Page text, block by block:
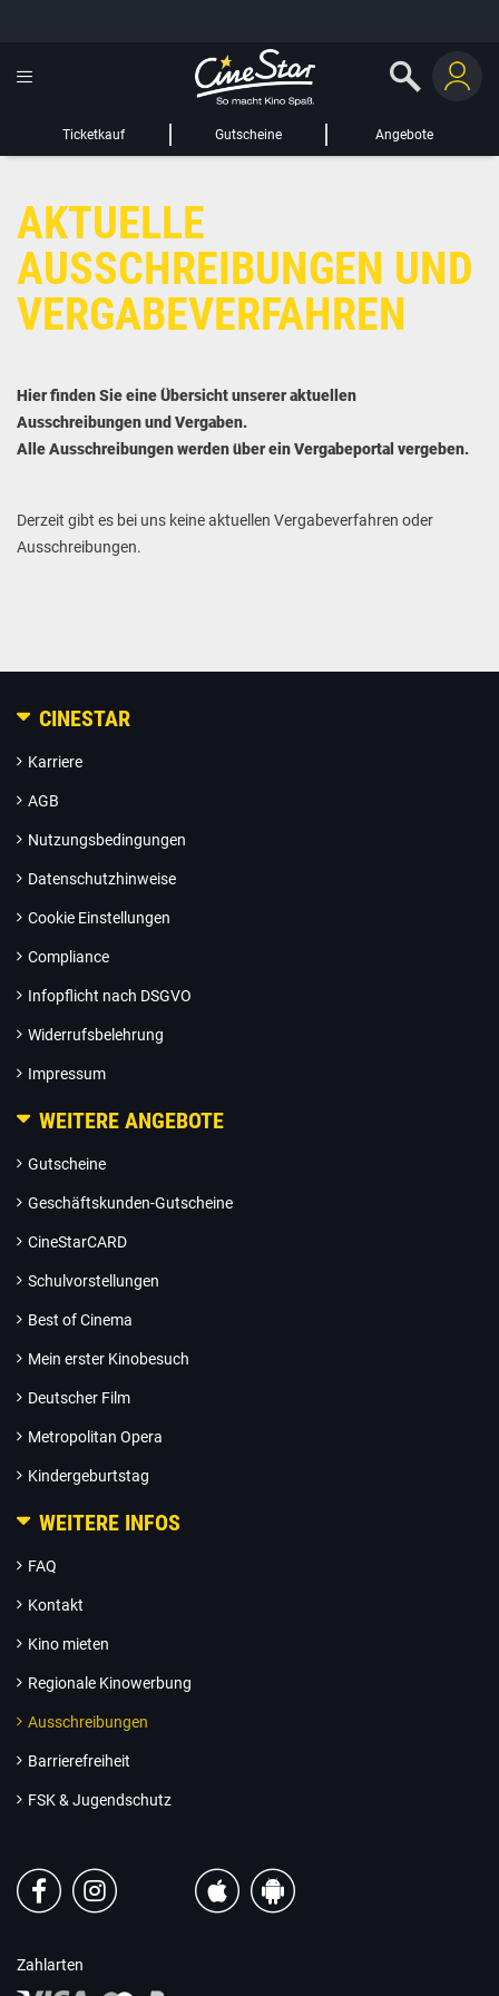
Ticketkauf Gutscheine Angebote
LIEBER CINESTAR-GAST,
Sie werden nun auf eine Website eines Drittanbieters weitergeleitet.
WEITER ZUR EXTERNEN SEITE
GUTSCHEIN HINZUFÜGEN
Gutschein
Gültig bis:
AKTUELLE
AUSSCHREIBUNGEN UND
VERGABEVERFAHREN
Hier finden Sie eine Übersicht unserer aktuellen
Ausschreibungen und Vergaben.
Alle Ausschreibungen werden über ein Vergabeportal vergeben.
Derzeit gibt es bei uns keine aktuellen Vergabeverfahren oder
Ausschreibungen.
CINESTAR
Karriere
AGB
Nutzungsbedingungen
Datenschutzhinweise
Cookie Einstellungen
Compliance
Infopflicht nach DSGVO
Widerrufsbelehrung
Impressum
WEITERE ANGEBOTE
Gutscheine
Geschäftskunden-Gutscheine
CineStarCARD
Schulvorstellungen
Best of Cinema
Mein erster Kinobesuch
Deutscher Film
Metropolitan Opera
Kindergeburtstag
WEITERE INFOS
FAQ
Kontakt
Kino mieten
Regionale Kinowerbung
Ausschreibungen
Barrierefreiheit
FSK & Jugendschutz
Zahlarten